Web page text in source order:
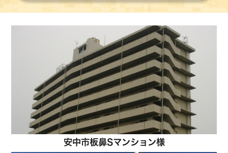
安中市板鼻Sマンション様